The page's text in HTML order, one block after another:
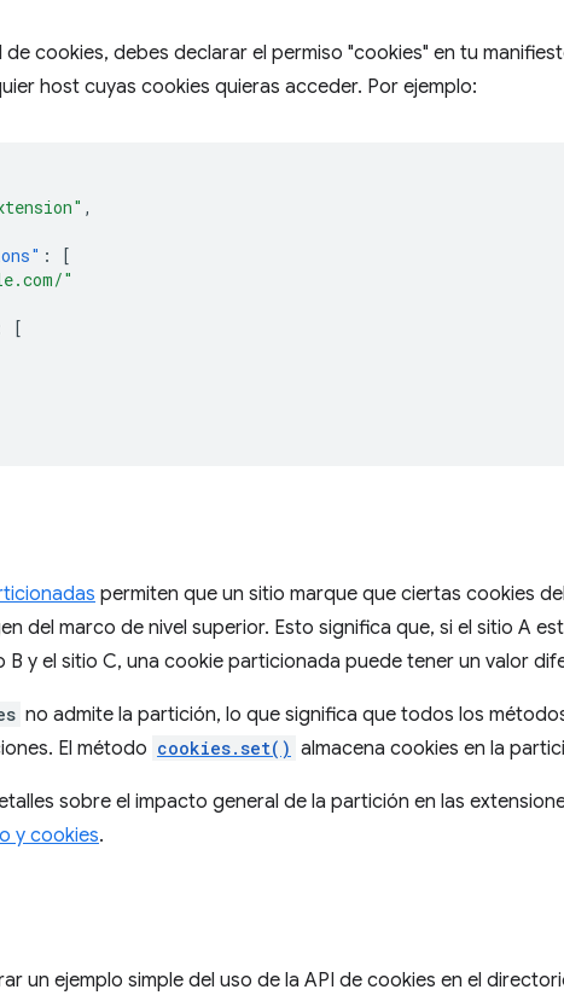
de cookies, debes declarar el permiso "cookies" en tu
host cuyas cookies quieras acceder. Por ejemplo:
,
:
[
"
[
permiten que un sitio marque que ciertas cookies
del marco de nivel superior. Esto significa que, si el sitio A
B y el sitio C, una cookie particionada puede tener un valor
no admite la partición, lo que significa que todos los
El método cookies.set() almacena cookies en la
sobre el impacto general de la partición en las
y cookies.
un ejemplo simple del uso de la API de cookies en el